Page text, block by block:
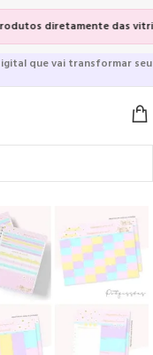
diretamente das vitrines
que vai transformar seu